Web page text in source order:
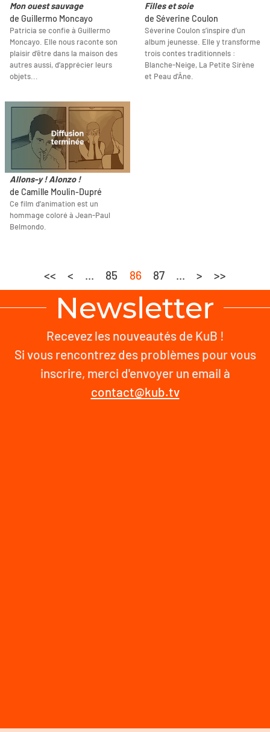
Mon ouest sauvage
de Guillermo Moncayo
Patricia se confie à Guillermo
Moncayo. Elle nous raconte son
plaisir d’être dans la maison des
autres aussi, d’apprécier leurs
objets...
Filles et soie
de Séverine Coulon
Séverine Coulon s’inspire d’un
album jeunesse. Elle y transforme
trois contes traditionnels :
Blanche-Neige, La Petite Sirène
et Peau d'Âne.
Allons-y ! Alonzo !
de Camille Moulin-Dupré
Ce film d’animation est un
hommage coloré à Jean-Paul
Belmondo.
<< < ... 85 86 87 ... > >>
Newsletter
Recevez les nouveautés de KuB !
Si vous rencontrez des problèmes pour vous
inscrire, merci d'envoyer un email à
contact@kub.tv